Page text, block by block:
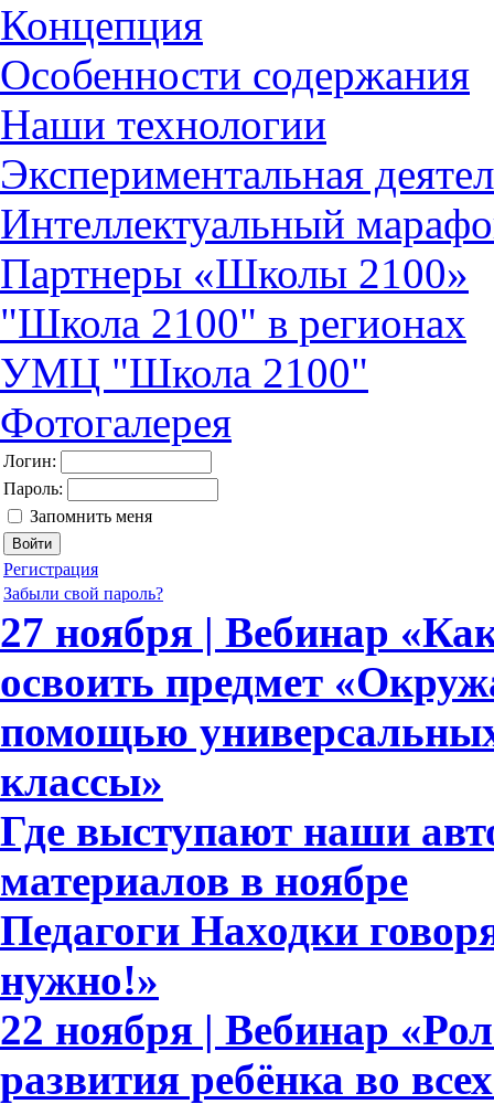
Концепция
Особенности содержания
Наши технологии
Экспериментальная
Интеллектуальный
Партнеры «Школы 2100»
"Школа 2100" в регионах
УМЦ "Школа 2100"
Фотогалерея
Логин:
Пароль:
Запомнить меня
Регистрация
Забыли свой пароль?
27 ноября | Вебинар
освоить предмет
помощью
классы»
Где выступают наши
материалов в ноябре
Педагоги Находки
нужно!»
22 ноября | Вебинар
развития ребёнка во